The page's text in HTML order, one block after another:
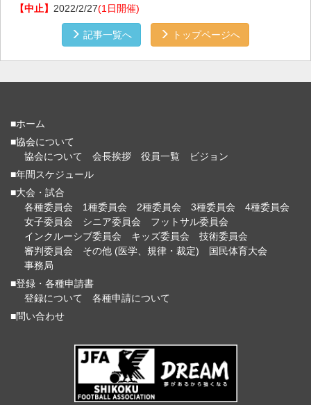
【中止】 2022/2/27(1日開催)
記事一覧へ トップページへ
■ホーム
■協会について
協会について
会長挨拶 役員一覧
ビジョン
■年間スケジュール
■大会・試合
各種委員会
1種委員会 2種委員会 3種委員会
4種委員会
女子委員会
シニア委員会
フットサル委員会
インクルーシブ委員会
キッズ委員会
技術委員会
審判委員会
その他 (医学、規律・裁定)
国民体育大会
事務局
■登録・各種申請書
登録について
各種申請について
■問い合わせ